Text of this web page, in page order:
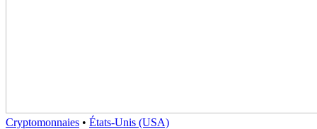
Cryptomonnaies • États-Unis (USA)